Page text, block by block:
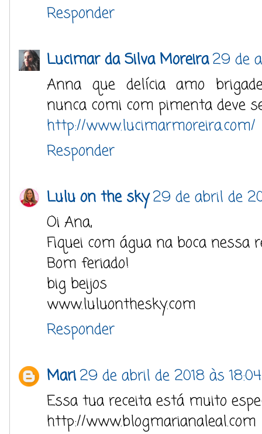
Responder
Lucimar da Silva Moreira29 de
Anna que delícia amo
nunca comi com pimenta deve
http://www.lucimarmoreira.com/
Responder
Lulu on the sky29 de abril de
Oi Ana,
Fiquei com água na boca nessa
Bom feriado!
big beijos
www.luluonthesky.com
Responder
Mari29 de abril de 2018 às 18:04
Essa tua receita está muito
http://www.blogmarianaleal.com